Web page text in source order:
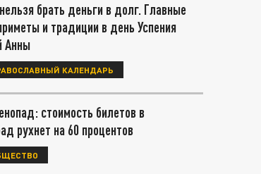
брать деньги в долг. Главные
и традиции в день Успения
Анны
КАЛЕНДАРЬ
стоимость билетов в
рухнет на 60 процентов